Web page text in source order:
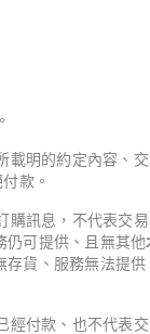
明的約定內容、
款。
訊息，不代表交
仍可提供、且無其他
貨、服務無法提供
付款、也不代表